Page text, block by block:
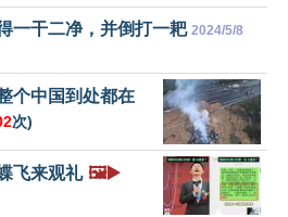
一干二净，并倒打一耙 2024/5/8
个中国到处都在
次)
飞来观礼 🖼️▶️